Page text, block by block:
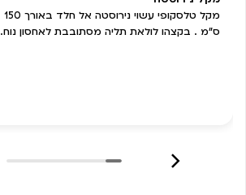
מקל טלסקופי עשוי נירוסטה אל חלד באורך 150
ס”מ . בקצהו לולאת תליה מסתובבת לאחסון נוח.